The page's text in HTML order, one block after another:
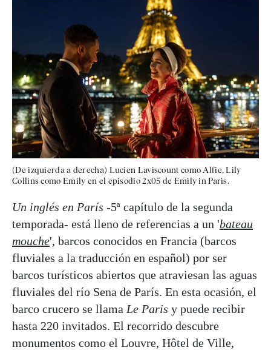
(De izquierda a derecha) Lucien Laviscount como Alfie, Lily
Collins como Emily en el episodio 2x05 de Emily in Paris.
Un inglés en París -5ª capítulo de la segunda
temporada- está lleno de referencias a un 'bateau
mouche', barcos conocidos en Francia (barcos
fluviales a la traducción en español) por ser
barcos turísticos abiertos que atraviesan las aguas
fluviales del río Sena de París. En esta ocasión, el
barco crucero se llama Le Paris y puede recibir
hasta 220 invitados. El recorrido descubre
monumentos como el Louvre, Hôtel de Ville,